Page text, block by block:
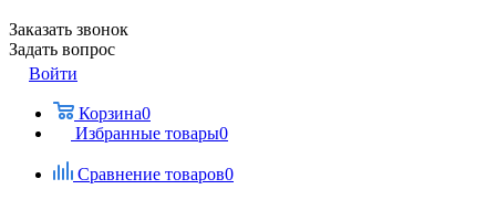
Заказать звонок
Задать вопрос
Войти
Корзина0
Избранные товары0
Сравнение товаров0